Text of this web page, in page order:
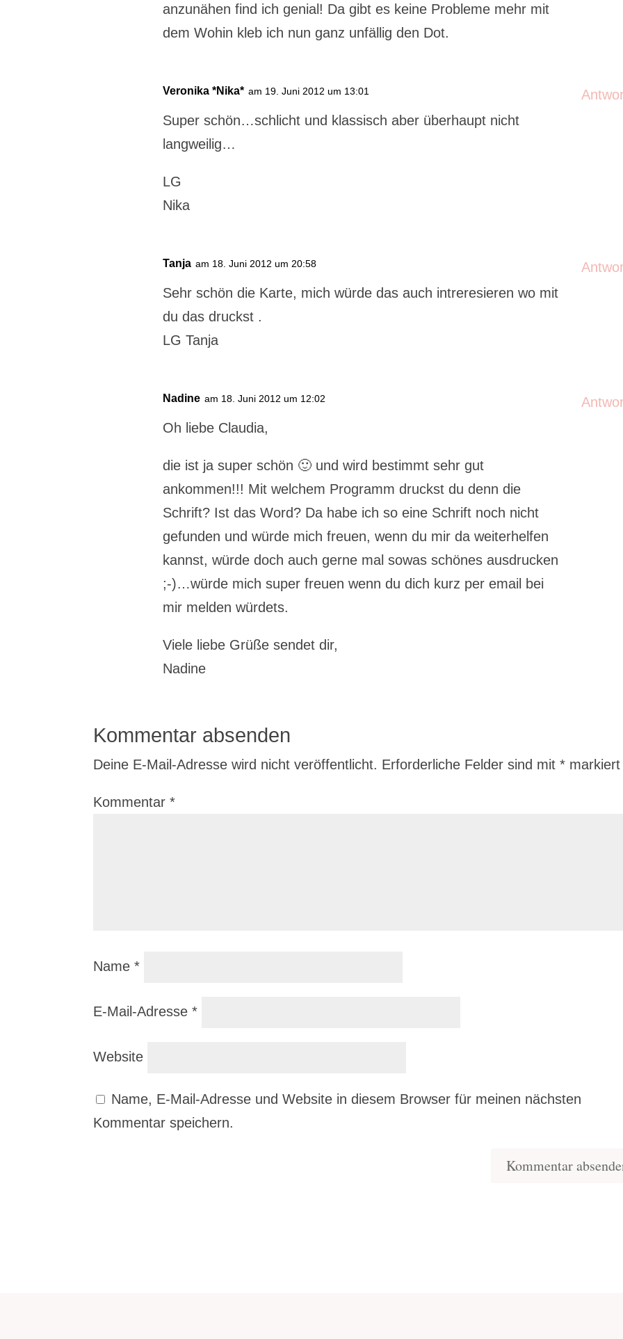
anzunähen find ich genial! Da gibt es keine Probleme mehr mit
dem Wohin kleb ich nun ganz unfällig den Dot.
Veronika *Nika* am 19. Juni 2012 um 13:01
Super schön…schlicht und klassisch aber überhaupt nicht
langweilig…
LG
Nika
Tanja am 18. Juni 2012 um 20:58
Sehr schön die Karte, mich würde das auch intreresieren wo mit
du das druckst .
LG Tanja
Nadine am 18. Juni 2012 um 12:02
Oh liebe Claudia,
die ist ja super schön 🙂 und wird bestimmt sehr gut
ankommen!!! Mit welchem Programm druckst du denn die
Schrift? Ist das Word? Da habe ich so eine Schrift noch nicht
gefunden und würde mich freuen, wenn du mir da weiterhelfen
kannst, würde doch auch gerne mal sowas schönes ausdrucken
;-)…würde mich super freuen wenn du dich kurz per email bei
mir melden würdets.
Viele liebe Grüße sendet dir,
Nadine
Kommentar absenden
Deine E-Mail-Adresse wird nicht veröffentlicht. Erforderliche Felder sind mit* markiert
Kommentar*
Name*
E-Mail-Adresse*
Website
Name, E-Mail-Adresse und Website in diesem Browser für meinen nächsten
Kommentar speichern.